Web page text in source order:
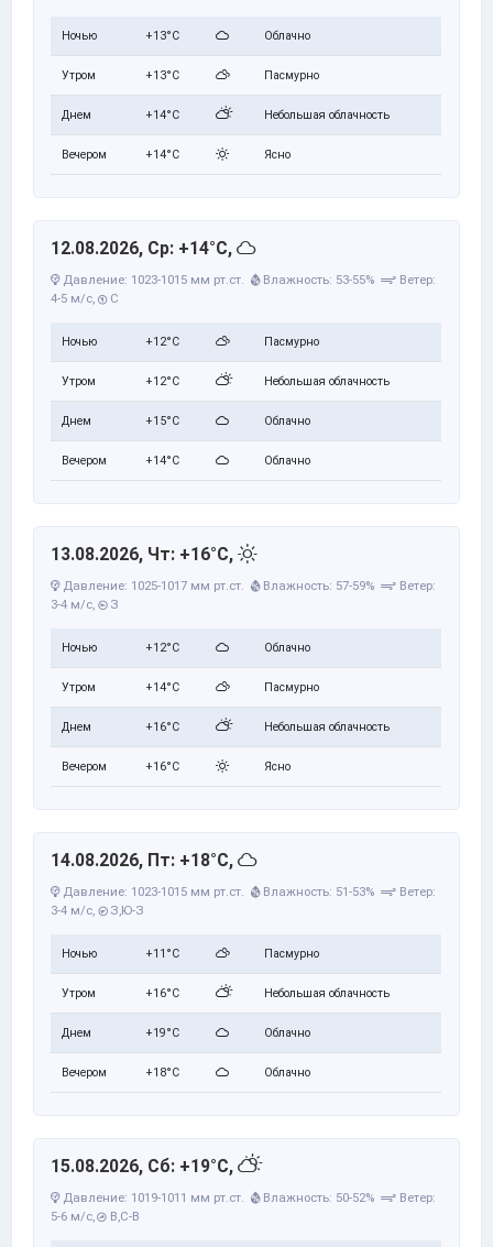
Ночью +13°C Облачно
Утром +13°C Пасмурно
Днем +14°C Небольшая облачность
Вечером +14°C Ясно
12.08.2026, Ср: +14°C,
Давление: 1023-1015 мм рт.ст. Влажность: 53-55%
Ветер:
4-5 м/с, С
Ночью +12°C Пасмурно
Утром +12°C Небольшая облачность
Днем +15°C Облачно
Вечером +14°C Облачно
13.08.2026, Чт: +16°C,
Давление: 1025-1017 мм рт.ст. Влажность: 57-59%
Ветер:
3-4 м/с, З
Ночью +12°C Облачно
Утром +14°C Пасмурно
Днем +16°C Небольшая облачность
Вечером +16°C Ясно
14.08.2026, Пт: +18°C,
Давление: 1023-1015 мм рт.ст. Влажность: 51-53%
Ветер:
3-4 м/с, З,Ю-З
Ночью +11°C Пасмурно
Утром +16°C Небольшая облачность
Днем +19°C Облачно
Вечером +18°C Облачно
15.08.2026, Сб: +19°C,
Давление: 1019-1011 мм рт.ст. Влажность: 50-52%
Ветер:
5-6 м/с,
В,С-В